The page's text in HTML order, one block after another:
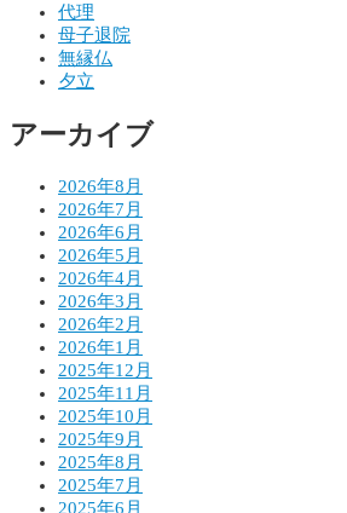
ン
代理
母子退院
無縁仏
夕立
アーカイブ
2026年8月
2026年7月
2026年6月
2026年5月
2026年4月
2026年3月
2026年2月
2026年1月
2025年12月
2025年11月
2025年10月
2025年9月
2025年8月
2025年7月
2025年6月